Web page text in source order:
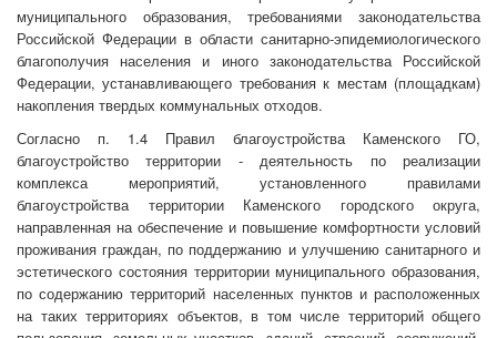
муниципального образования, требованиями законодательства
Российской Федерации в области санитарно-эпидемиологического
благополучия населения и иного законодательства Российской
Федерации, устанавливающего требования к местам (площадкам)
накопления твердых коммунальных отходов.
Согласно п. 1.4 Правил благоустройства Каменского ГО,
благоустройство территории - деятельность по реализации
комплекса мероприятий, установленного правилами
благоустройства территории Каменского городского округа,
направленная на обеспечение и повышение комфортности условий
проживания граждан, по поддержанию и улучшению санитарного и
эстетического состояния территории муниципального образования,
по содержанию территорий населенных пунктов и расположенных
на таких территориях объектов, в том числе территорий общего